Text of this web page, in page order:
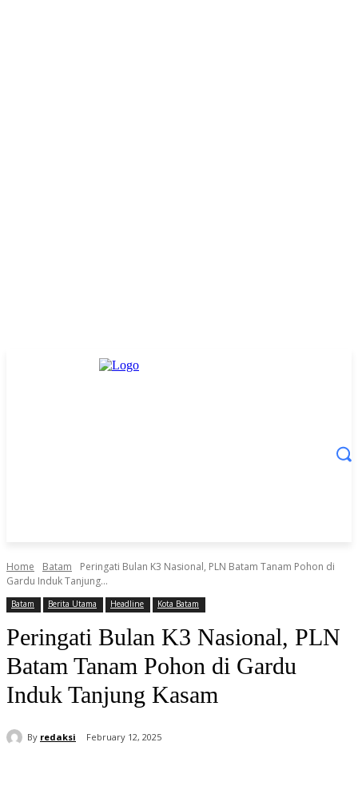
Home Batam
Peringati Bulan K3 Nasional, PLN Batam Tanam Pohon di
Gardu Induk Tanjung...
Batam Berita Utama Headline Kota Batam
Peringati Bulan K3 Nasional, PLN
Batam Tanam Pohon di Gardu
Induk Tanjung Kasam
By redaksi February 12, 2025